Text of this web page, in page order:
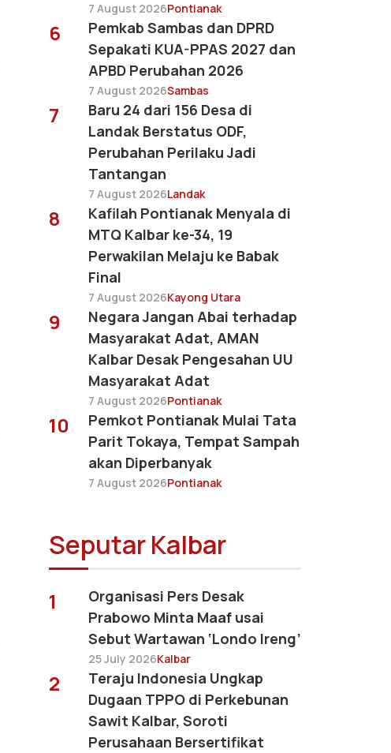
7 August 2026Pontianak
6
Pemkab Sambas dan DPRD
Sepakati KUA-PPAS 2027 dan
APBD Perubahan 2026
7 August 2026Sambas
7
Baru 24 dari 156 Desa di
Landak Berstatus ODF,
Perubahan Perilaku Jadi
Tantangan
7 August 2026Landak
8
Kafilah Pontianak Menyala di
MTQ Kalbar ke-34, 19
Perwakilan Melaju ke Babak
Final
7 August 2026Kayong Utara
9
Negara Jangan Abai terhadap
Masyarakat Adat, AMAN
Kalbar Desak Pengesahan UU
Masyarakat Adat
7 August 2026Pontianak
10
Pemkot Pontianak Mulai Tata
Parit Tokaya, Tempat Sampah
akan Diperbanyak
7 August 2026Pontianak
Seputar Kalbar
1
Organisasi Pers Desak
Prabowo Minta Maaf usai
Sebut Wartawan ‘Londo Ireng’
25 July 2026Kalbar
2
Teraju Indonesia Ungkap
Dugaan TPPO di Perkebunan
Sawit Kalbar, Soroti
Perusahaan Bersertifikat